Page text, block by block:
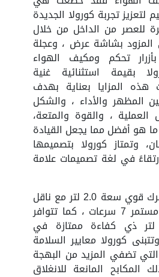
لتعزيز تجربة كورولا الجديدة
للعصر من الداخل من خلال
المزود بشاشة عرض ، وعجلة
تحكم ومكيف الهواء
بقيمة استثنائية غنية
هذه المزايا بعناية بهدف
المظهر والأداء ، والشكل
العملية ، والقوة والمتعة،
هو أفضل مما يجعل القيادة
وتمتاز كورولا بتصميمها
في لغة تصميمات علامة
وتتوافر كورولا بمحرك قوي سعة 2.0 لتر مع ناقل
حركة ذي تعشيق مستمر 7 سرعات ، كما تتوافر
أيضًا بمحرك 1.6 لتر ذي كفاءة ممتازة في
كورولا معايير السلامة
التي تضفي المزيد من البهجة
المكابح المانعة للانغلاق